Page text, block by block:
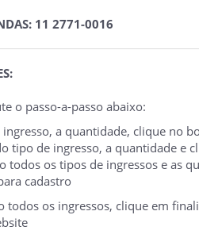
11 2771-0016
o passo-a-passo abaixo:
a quantidade, clique no
tipo de ingresso, a quantidade e
todos os tipos de ingressos e as
cadastro
todos os ingressos, clique em